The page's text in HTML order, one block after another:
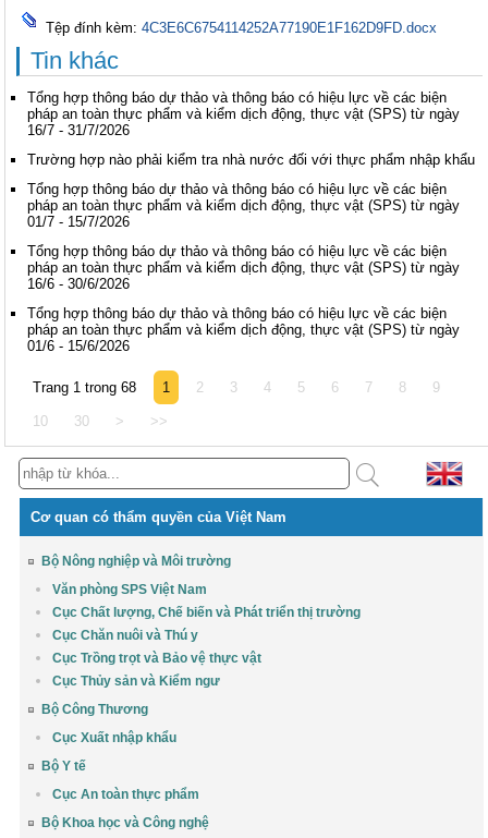
Tệp đính kèm: 4C3E6C6754114252A77190E1F162D9FD.docx
Tin khác
Tổng hợp thông báo dự thảo và thông báo có hiệu lực về các biện
pháp an toàn thực phẩm và kiểm dịch động, thực vật (SPS) từ ngày
16/7 - 31/7/2026
Trường hợp nào phải kiểm tra nhà nước đối với thực phẩm nhập khẩu
Tổng hợp thông báo dự thảo và thông báo có hiệu lực về các biện
pháp an toàn thực phẩm và kiểm dịch động, thực vật (SPS) từ ngày
01/7 - 15/7/2026
Tổng hợp thông báo dự thảo và thông báo có hiệu lực về các biện
pháp an toàn thực phẩm và kiểm dịch động, thực vật (SPS) từ ngày
16/6 - 30/6/2026
Tổng hợp thông báo dự thảo và thông báo có hiệu lực về các biện
pháp an toàn thực phẩm và kiểm dịch động, thực vật (SPS) từ ngày
01/6 - 15/6/2026
Trang 1 trong 68 1 2 3 4 5 6 7 8 9
10 30 > >>
Cơ quan có thẩm quyền của Việt Nam
Bộ Nông nghiệp và Môi trường
Văn phòng SPS Việt Nam
Cục Chất lượng, Chế biến và Phát triển thị trường
Cục Chăn nuôi và Thú y
Cục Trồng trọt và Bảo vệ thực vật
Cục Thủy sản và Kiểm ngư
Bộ Công Thương
Cục Xuất nhập khẩu
Bộ Y tế
Cục An toàn thực phẩm
Bộ Khoa học và Công nghệ